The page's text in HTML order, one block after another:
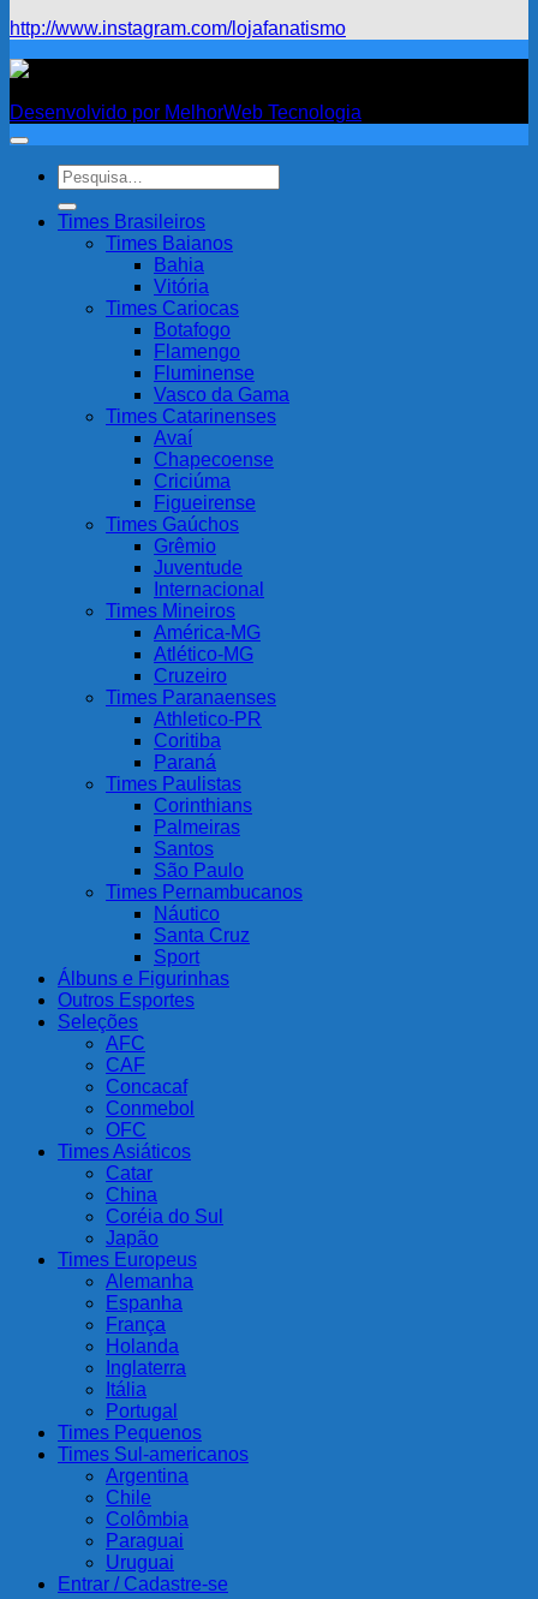
http://www.instagram.com/lojafanatismo
Desenvolvido por MelhorWeb Tecnologia
Pesquisar
por:
Times Brasileiros
Times Baianos
Bahia
Vitória
Times Cariocas
Botafogo
Flamengo
Fluminense
Vasco da Gama
Times Catarinenses
Avaí
Chapecoense
Criciúma
Figueirense
Times Gaúchos
Grêmio
Juventude
Internacional
Times Mineiros
América-MG
Atlético-MG
Cruzeiro
Times Paranaenses
Athletico-PR
Coritiba
Paraná
Times Paulistas
Corinthians
Palmeiras
Santos
São Paulo
Times Pernambucanos
Náutico
Santa Cruz
Sport
Álbuns e Figurinhas
Outros Esportes
Seleções
AFC
CAF
Concacaf
Conmebol
OFC
Times Asiáticos
Catar
China
Coréia do Sul
Japão
Times Europeus
Alemanha
Espanha
França
Holanda
Inglaterra
Itália
Portugal
Times Pequenos
Times Sul-americanos
Argentina
Chile
Colômbia
Paraguai
Uruguai
Entrar / Cadastre-se